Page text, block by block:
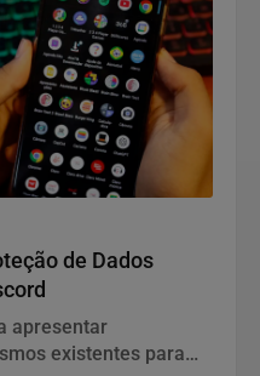
de Dados
apresentar
existentes para